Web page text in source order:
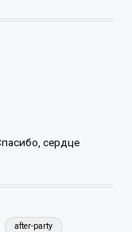
сердце
after-party